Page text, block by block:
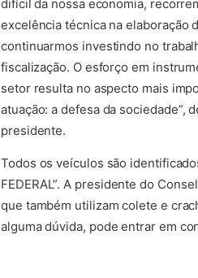
difícil da nossa economia,
excelência técnica na elaboração
continuarmos investindo no
fiscalização. O esforço em
setor resulta no aspecto mais
atuação: a defesa da sociedade”,
presidente.
Todos os veículos são
FEDERAL”. A presidente do
que também utilizam colete e
alguma dúvida, pode entrar em